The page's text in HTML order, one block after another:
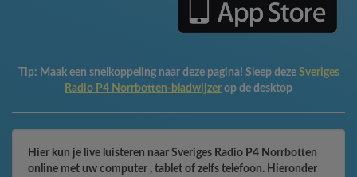
Tip: Maak een snelkoppeling naar deze pagina! Sleep deze Sveriges
Radio P4 Norrbotten-bladwijzer op de desktop
Hier kun je live luisteren naar Sveriges Radio P4 Norrbotten
online met uw computer , tablet of zelfs telefoon. Hieronder